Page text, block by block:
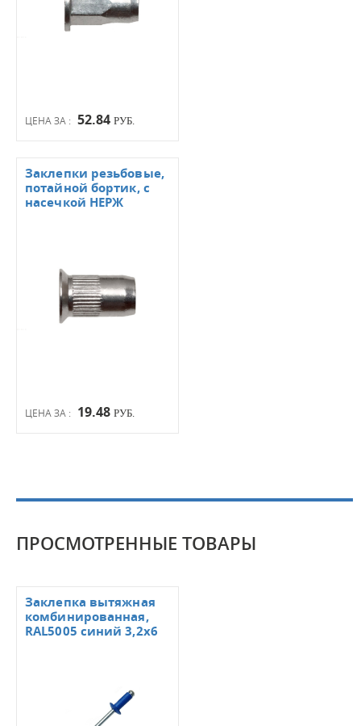
ЦЕНА ЗА : 52.84 РУБ.
ЦЕНА ЗА : 19.48 РУБ.
Заклепки резьбовые,
потайной бортик, с
насечкой НЕРЖ
ПРОСМОТРЕННЫЕ ТОВАРЫ
Заклепка вытяжная
комбинированная,
RAL5005 синий 3,2х6